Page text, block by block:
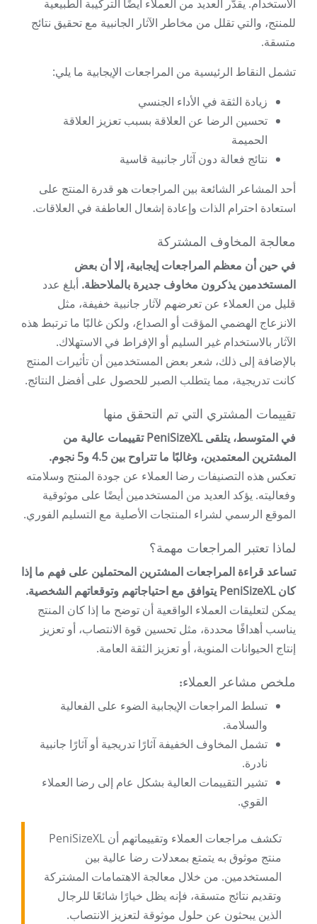
الاستخدام. يقدّر العديد من العملاء أيضًا التركيبة الطبيعية
للمنتج، والتي تقلل من مخاطر الآثار الجانبية مع تحقيق نتائج
متسقة.
تشمل النقاط الرئيسية من المراجعات الإيجابية ما يلي:
زيادة الثقة في الأداء الجنسي
تحسين الرضا عن العلاقة بسبب تعزيز العلاقة
الحميمة
نتائج فعالة دون آثار جانبية قاسية
أحد المشاعر الشائعة بين المراجعات هو قدرة المنتج على
استعادة احترام الذات وإعادة إشعال العاطفة في العلاقات.
معالجة المخاوف المشتركة
في حين أن معظم المراجعات إيجابية، إلا أن بعض
المستخدمين يذكرون مخاوف جديرة بالملاحظة. أبلغ عدد
قليل من العملاء عن تعرضهم لآثار جانبية خفيفة، مثل
الانزعاج الهضمي المؤقت أو الصداع، ولكن غالبًا ما ترتبط هذه
الآثار بالاستخدام غير السليم أو الإفراط في الاستهلاك.
بالإضافة إلى ذلك، شعر بعض المستخدمين أن تأثيرات المنتج
كانت تدريجية، مما يتطلب الصبر للحصول على أفضل النتائج.
تقييمات المشتري التي تم التحقق منها
في المتوسط، يتلقى PeniSizeXL تقييمات عالية من
المشترين المعتمدين، وغالبًا ما تتراوح بين 4.5 و5 نجوم.
تعكس هذه التصنيفات رضا العملاء عن جودة المنتج وسلامته
وفعاليته. يؤكد العديد من المستخدمين أيضًا على موثوقية
الموقع الرسمي لشراء المنتجات الأصلية مع التسليم الفوري.
لماذا تعتبر المراجعات مهمة؟
تساعد قراءة المراجعات المشترين المحتملين على فهم ما إذا
كان PeniSizeXL يتوافق مع احتياجاتهم وتوقعاتهم الشخصية.
يمكن لتعليقات العملاء الواقعية أن توضح ما إذا كان المنتج
يناسب أهدافًا محددة، مثل تحسين قوة الانتصاب، أو تعزيز
إنتاج الحيوانات المنوية، أو تعزيز الثقة العامة.
ملخص مشاعر العملاء:
تسلط المراجعات الإيجابية الضوء على الفعالية
والسلامة.
تشمل المخاوف الخفيفة آثارًا تدريجية أو آثارًا جانبية
نادرة.
تشير التقييمات العالية بشكل عام إلى رضا العملاء
القوي.
تكشف مراجعات العملاء وتقييماتهم أن PeniSizeXL
منتج موثوق به يتمتع بمعدلات رضا عالية بين
المستخدمين. من خلال معالجة الاهتمامات المشتركة
وتقديم نتائج متسقة، فإنه يظل خيارًا شائعًا للرجال
الذين يبحثون عن حلول موثوقة لتعزيز الانتصاب.